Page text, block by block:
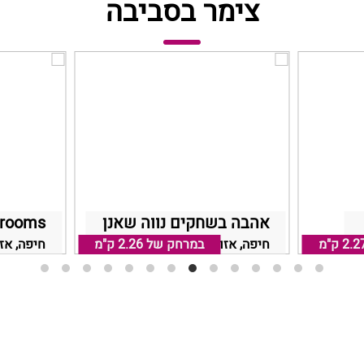
צימר בסביבה
חיפה,
אהבה בשחקים נווה שאנן
חיפה, אזור חיפה והקריות
במרחק של2.26 ק"מ ק"מ